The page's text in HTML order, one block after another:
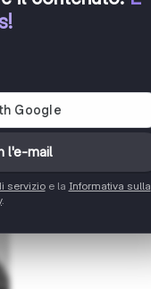
l'e-mail
servizioe la Informativa sulla
.